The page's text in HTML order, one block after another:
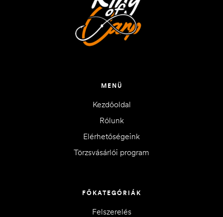
MENÜ
Kezdőoldal
Rólunk
Elérhetőségeink
Törzsvásárlói program
FŐKATEGÓRIÁK
Felszerelés